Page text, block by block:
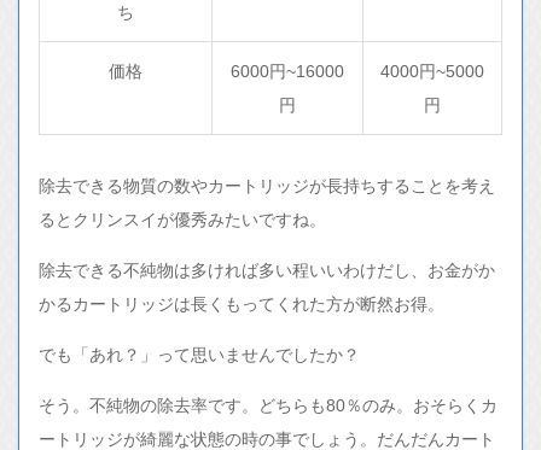
ち
価格
6000円~16000
円
4000円~5000
円
除去できる物質の数やカートリッジが長持ちすることを考え
るとクリンスイが優秀みたいですね。
除去できる不純物は多ければ多い程いいわけだし、お金がか
かるカートリッジは長くもってくれた方が断然お得。
でも「あれ？」って思いませんでしたか？
そう。不純物の除去率です。どちらも80％のみ。おそらくカ
ートリッジが綺麗な状態の時の事でしょう。だんだんカート